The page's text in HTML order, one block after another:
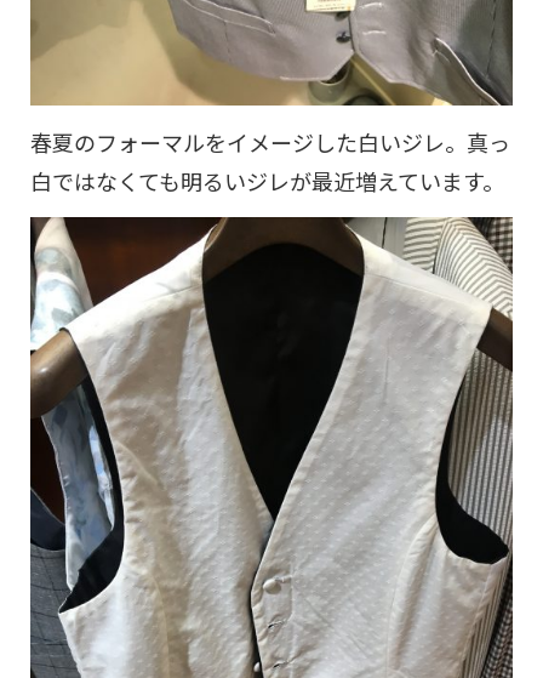
春夏のフォーマルをイメージした白いジレ。真っ
白ではなくても明るいジレが最近増えています。